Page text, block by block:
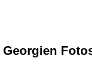
Georgien